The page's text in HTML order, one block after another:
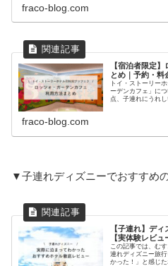
fraco-blog.com
【宿泊者限定
とめ｜予約・料
トイ・ストーリー
ーデンカフェ」に
点、子連れにうれ
fraco-blog.com
▼子連れディズニーでおすすめ
【子連れ】デ
【実体験レビュ
この記事では、む
連れディズニー旅
かった！」と感じ